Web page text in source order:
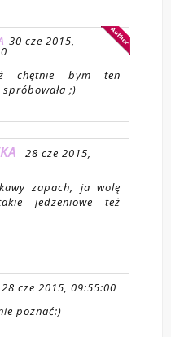
30 cze 2015,
chętnie bym ten
;)
28 cze 2015,
zapach, ja wolę
jedzeniowe też
28 cze 2015, 09:55:00
poznać:)